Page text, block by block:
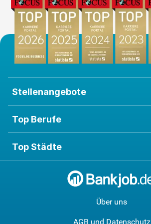
Stellenangebote
Top Berufe
Top Städte
Über uns
AGB und Datenschutz